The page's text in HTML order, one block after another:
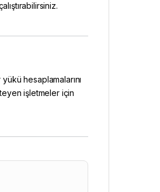
hesaplamalarını
işletmeler için